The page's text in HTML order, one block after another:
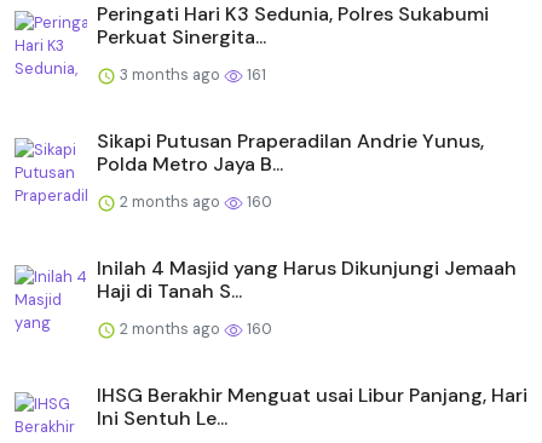
Peringati Hari K3 Sedunia, Polres Sukabumi
Perkuat Sinergita...
3 months ago 161
Sikapi Putusan Praperadilan Andrie Yunus,
Polda Metro Jaya B...
2 months ago 160
Inilah 4 Masjid yang Harus Dikunjungi Jemaah
Haji di Tanah S...
2 months ago 160
IHSG Berakhir Menguat usai Libur Panjang, Hari
Ini Sentuh Le...